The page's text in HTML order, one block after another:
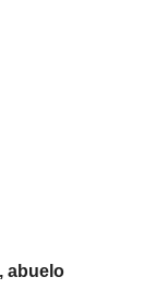
abuelo